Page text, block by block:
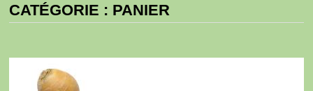
CATÉGORIE : PANIER